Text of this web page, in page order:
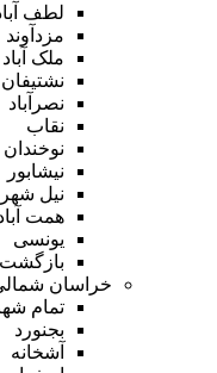
لطف
مزدآوند
ملک آباد
نشتیفان
نصرآباد
نقاب
نوخندان
نیشابور
نیل شهر
همت
یونسی
بازگشت
خراسان
تمام
بجنورد
آشخانه